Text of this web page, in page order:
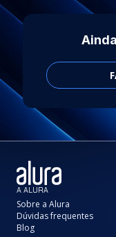
A ALURA
Sobre a Alura
Dúvidas frequentes
Blog